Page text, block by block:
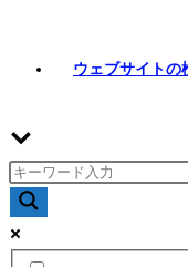
ウェブサイトの